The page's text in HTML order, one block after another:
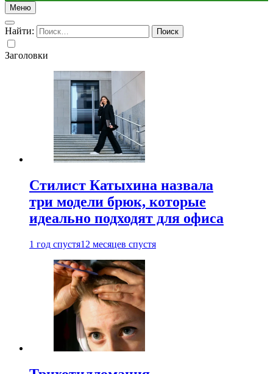
Меню
Найти:
Заголовки
Стилист Катыхина назвала
три модели брюк, которые
идеально подходят для офиса
1 год спустя12 месяцев спустя